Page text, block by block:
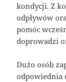
kondycji. Z
odpływów
pomóc
doprowadzi
Dużo osób
odpowiednia